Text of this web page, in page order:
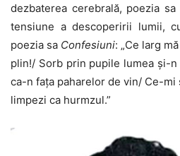
dezbaterea cerebrală, poezia
tensiune a descoperirii lumii,
poezia sa Confesiuni: „Ce larg
plin!/ Sorb prin pupile lumea și-
ca-n fața paharelor de vin/ Ce-
limpezi ca hurmzul.”